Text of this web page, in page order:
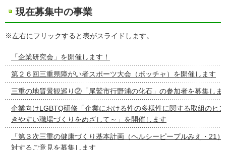
現在募集中の事業
※左右にフリックすると表がスライドします。
「企業研究会」を開催します！
第２６回三重県障がい者スポーツ大会（ボッチャ）を開催します
三重の地質景観巡り②「尾鷲市行野浦の化石」の参加者を募集しま
企業向けLGBTQ研修「企業における性の多様性に関する取組のヒ
きやすい職場づくりをめざして～」を開催します
「第３次三重の健康づくり基本計画（ヘルシーピープルみえ・21
対するご意見を募集します